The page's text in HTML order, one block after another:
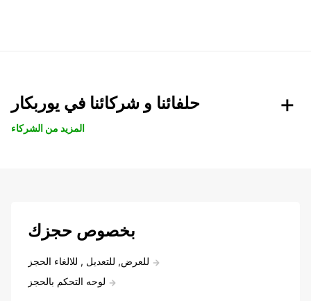
حلفائنا و شركائنا في يوربكار
المزيد من الشركاء
بخصوص حجزك
للعرض, للتعديل , للالغاء الحجز
لوحه التحكم بالحجز